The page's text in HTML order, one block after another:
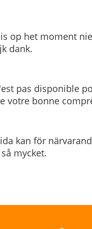
op het moment
dank.
pas disponible
votre bonne
kan för
mycket.